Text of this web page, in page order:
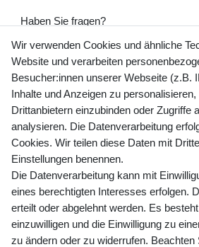
Haben Sie fragen?
+49 (0) 35243 460
Mo-Fr 9-15 Uhr
shop@banjado.com
Preisangaben inkl. gesetzl. MwSt. und
Versandkosten
Newsletter Anmeldung -
mehr
Wir verwenden Cookies und ähnliche
Website und verarbeiten
Besucher:innen unserer Webseite (z.B.
Inhalte und Anzeigen zu
Drittanbietern einzubinden oder Zugriffe
analysieren. Die Datenverarbeitung
Cookies. Wir teilen diese Daten mit
Einstellungen benennen.
Die Datenverarbeitung kann mit
eines berechtigten Interesses erfolgen.
erteilt oder abgelehnt werden. Es
einzuwilligen und die Einwilligung zu
zu ändern oder zu widerrufen. Beachten